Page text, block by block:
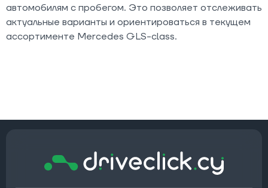
автомобилям с пробегом. Это позволяет отслеживать
актуальные варианты и ориентироваться в текущем
ассортименте Mercedes GLS-class.